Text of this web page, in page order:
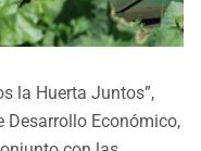
la Huerta Juntos”,
Desarrollo Económico,